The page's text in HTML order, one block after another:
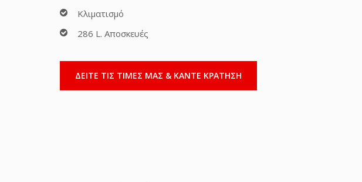
Κλιματισμό
286 L. Αποσκευές
ΔΕΙΤΕ ΤΙΣ ΤΙΜΕΣ ΜΑΣ & ΚΑΝΤΕ ΚΡΑΤΗΣΗ